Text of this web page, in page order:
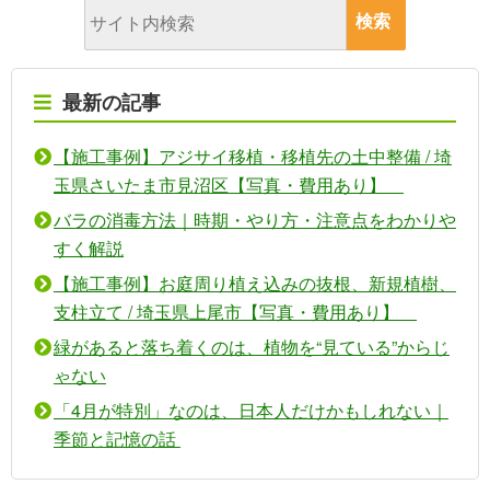
最新の記事
【施工事例】アジサイ移植・移植先の土中整備 / 埼
玉県さいたま市見沼区【写真・費用あり】
バラの消毒方法｜時期・やり方・注意点をわかりや
すく解説
【施工事例】お庭周り植え込みの抜根、新規植樹、
支柱立て / 埼玉県上尾市【写真・費用あり】
緑があると落ち着くのは、植物を“見ている”からじ
ゃない
「4月が特別」なのは、日本人だけかもしれない｜
季節と記憶の話